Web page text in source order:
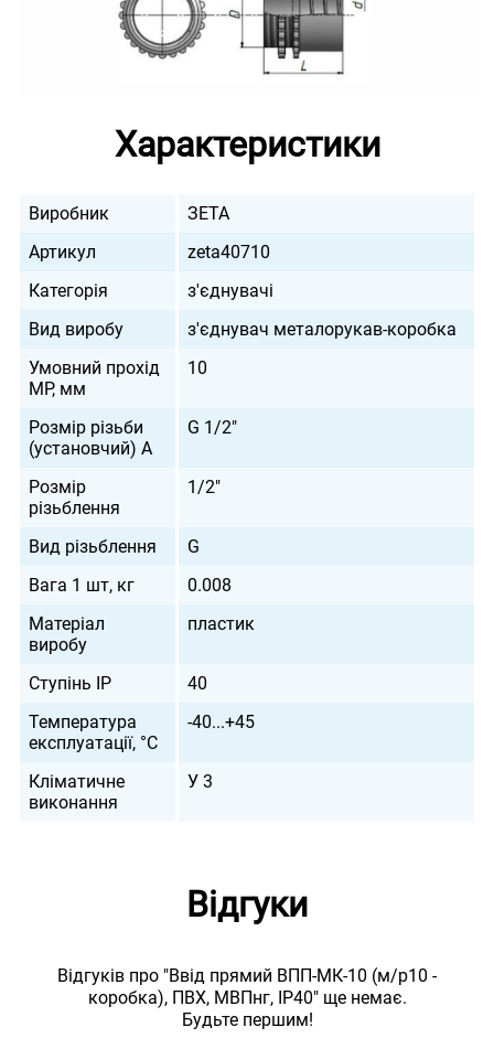
Характеристики
Виробник
ЗЕТА
Артикул
zeta40710
Категорія
з'єднувачі
Вид виробу
з'єднувач металорукав-коробка
Умовний прохід
МР, мм
10
Розмір різьби
(установчий) А
G 1/2"
Розмір
різьблення
1/2"
Вид різьблення
G
Вага 1 шт, кг
0.008
Матеріал
виробу
пластик
Ступінь IP
40
Температура
експлуатації, °С
-40...+45
Кліматичне
виконання
У 3
Відгуки
Відгуків про "Ввід прямий ВПП-МК-10 (м/р10 -
коробка), ПВХ, МВПнг, IP40" ще немає.
Будьте першим!